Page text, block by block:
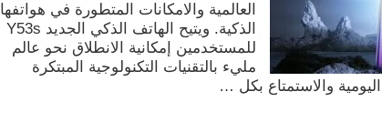
العالمية والامكانات المتطورة في هواتفها
الذكية. ويتيح الهاتف الذكي الجديد Y53s
للمستخدمين إمكانية الانطلاق نحو عالم
مليء بالتقنيات التكنولوجية المبتكرة
والاستمتاع بكل …